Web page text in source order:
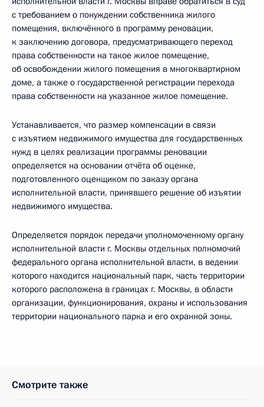
с требованием о понуждении собственника жилого
помещения, включённого в программу реновации,
к заключению договора, предусматривающего переход
права собственности на такое жилое помещение,
об освобождении жилого помещения в многоквартирном
доме, а также о государственной регистрации перехода
права собственности на указанное жилое помещение.
Устанавливается, что размер компенсации в связи
с изъятием недвижимого имущества для государственных
нужд в целях реализации программы реновации
определяется на основании отчёта об оценке,
подготовленного оценщиком по заказу органа
исполнительной власти, принявшего решение об изъятии
недвижимого имущества.
Определяется порядок передачи уполномоченному органу
исполнительной власти г. Москвы отдельных полномочий
федерального органа исполнительной власти, в ведении
которого находится национальный парк, часть территории
которого расположена в границах г. Москвы, в области
организации, функционирования, охраны и использования
территории национального парка и его охранной зоны.
Смотрите также